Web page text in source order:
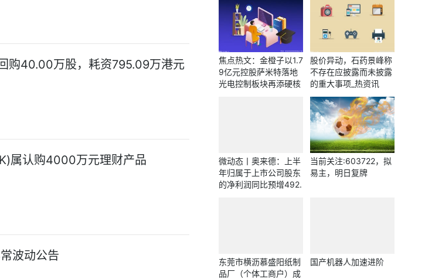
购40.00万股，耗资795.09万港元
属认购4000万元理财产品
波动公告
亿港元
焦点热文：金橙子以1.7
9亿元控股萨米特落地
光电控制板块再添硬核
股价异动，石药景峰称
不存在应披露而未披露
的重大事项_热资讯
微动态丨奥来德：上半
年归属于上市公司股东
的净利润同比预增492.
当前关注:603722，拟
易主，明日复牌
东莞市横沥慕盛阳纸制
品厂（个体工商户）成
国产机器人加速进阶